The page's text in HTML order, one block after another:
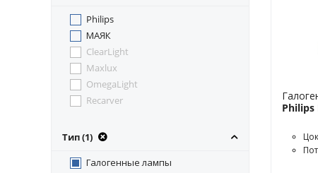
Philips
МАЯК
ClearLight
Maxlux
OmegaLight
Recarver
Тип (1)
Галогенные лампы
Philips